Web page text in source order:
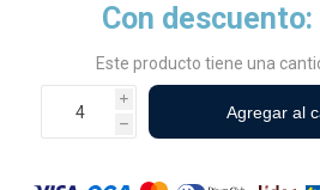
Con descuento:
Este producto tiene una
i
h